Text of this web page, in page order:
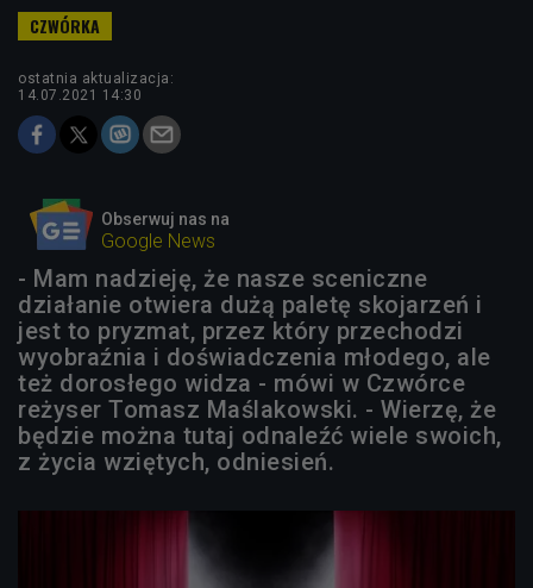
ostatnia aktualizacja:
14.07.2021 14:30
Obserwuj nas na
Google News
- Mam nadzieję, że nasze sceniczne
działanie otwiera dużą paletę skojarzeń i
jest to pryzmat, przez który przechodzi
wyobraźnia i doświadczenia młodego, ale
też dorosłego widza - mówi w Czwórce
reżyser Tomasz Maślakowski. - Wierzę, że
będzie można tutaj odnaleźć wiele swoich,
z życia wziętych, odniesień.